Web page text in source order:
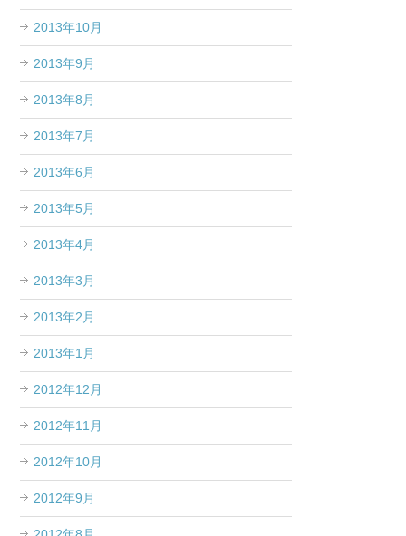
2013年10月
2013年9月
2013年8月
2013年7月
2013年6月
2013年5月
2013年4月
2013年3月
2013年2月
2013年1月
2012年12月
2012年11月
2012年10月
2012年9月